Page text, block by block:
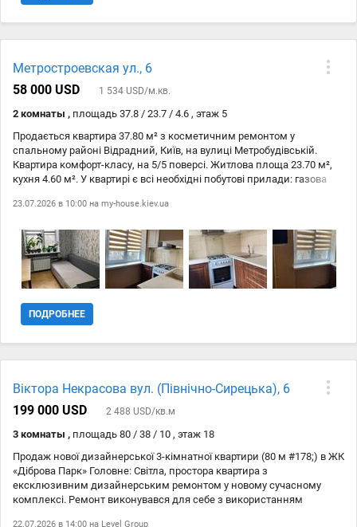
Метростроевская ул., 6
58 000 USD
1 534 USD/м.кв.
2 комнаты , площадь 37.8 / 23.7 / 4.6 , этаж 5
Продається квартира 37.80 м² з косметичним ремонтом у
спальному районі Відрадний, Київ, на вулиці Метробудівській.
Квартира комфорт-класу, на 5/5 поверсі. Житлова площа 23.70 м²,
кухня 4.60 м². У квартирі є всі необхідні побутові прилади: газова
інтернет Wi-Fi. Для вашої безпеки - домофон у під'їзді. Не втрачайте
23.07.2026 в 10:00 на my-house.kiev.ua
ПОДРОБНЕЕ
Віктора Некрасова вул. (Північно-Сирецька), 6
199 000 USD
2 488 USD/кв.м
3 комнаты , площадь 80 / 38 / 10 , этаж 18
Продаж нової дизайнерської 3-кімнатної квартири (80 м #178;) в ЖК
«Діброва Парк» Головне: Світла, простора квартира з
ексклюзивним дизайнерським ремонтом у новому сучасному
комплексі. Ремонт виконувався для себе з використанням
22.07.2026 в 14:00 на Level Group